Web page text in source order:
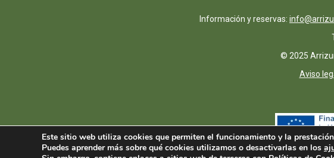
Información y reservas:
© 2025
Aviso
Este sitio web utiliza cookies que permiten el funcionamiento y la
Puedes aprender más sobre qué cookies utilizamos o desactivarlas en los